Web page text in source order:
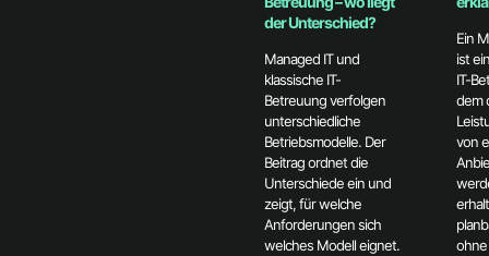
der Unterschied?
Managed IT und
klassische IT-
Betreuung verfolgen
unterschiedliche
Betriebsmodelle. Der
Beitrag ordnet die
Unterschiede ein und
zeigt, für welche
Anforderungen sich
welches Modell eignet.
Ein
ist
IT-
dem
von
ohne